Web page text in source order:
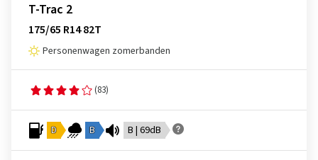
T-Trac 2
175/65 R14 82T
Personenwagen zomerbanden
(83)
D B B | 69dB